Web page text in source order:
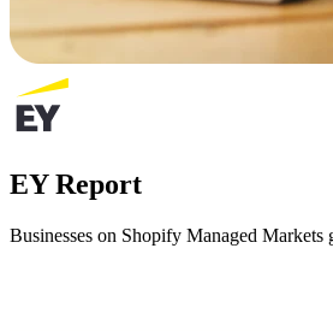
EY Report
Businesses on Shopify Managed Markets